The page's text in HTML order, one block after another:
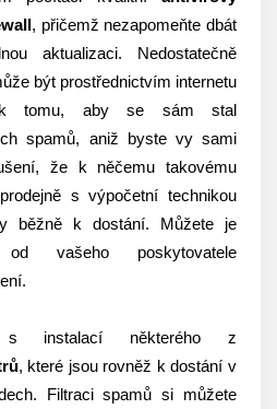
, přičemž nezapomeňte dbát
aktualizaci. Nedostatečně
být prostřednictvím internetu
k tomu, aby se sám stal
spamů, aniž byste vy sami
že k něčemu takovému
s výpočetní technikou
běžně k dostání. Můžete je
vašeho poskytovatele
s instalací některého z
, které jsou rovněž k dostání v
Filtraci spamů si můžete